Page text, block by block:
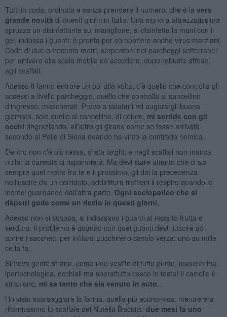
Tutti in coda, ordinata e senza prendere il numero, che è la vera
grande novità di questi giorni in Italia. Una signora attrezzatissima
spruzza un disinfettante sul maniglione, si disinfetta la mani con il
gel, indossa i guanti: è pronta per combattere anche virus marziani.
Code di due o trecento metri, serpentoni nei parcheggi sotterranei
per arrivare alla scala mobile ed accedere, dopo robuste attese,
agli scaffali.
Adesso ti fanno entrare un po’ alla volta, c’è quello che controlla gli
accessi a livello parcheggio, quello che controlla al cancellino
d’ingresso, mascherati. Provo a salutarli ed augurargli buona
giornata, solo quello al cancellino, di colore, mi sorride con gli
occhi ringraziando, all’altro gli girano come se fosse arrivato
secondo al Palio di Siena quando ha vinto la contrada nemica.
Dentro non c’è più ressa, si sta larghi, e negli scaffali non manca
nulla: la carestia ci risparmierà. Ma devi stare attento che ci sia
sempre quel metro fra te e il prossimo, gli dai la precedenza
nell’uscire da un corridoio, addirittura trattieni il respiro quando lo
incroci guardando dall’altra parte. Ogni sociopatico che si
rispetti gode come un riccio in questi giorni.
Adesso non si scappa, si indossano i guanti al reparto frutta e
verdura, il problema è quando con quei guanti devi riuscire ad
aprire i sacchetti per infilarci zucchine o cavolo verza: uno su mille
ce la fa.
Si trova gente strana, come uno vestito di tutto punto, mascherina
ipertecnologica, occhiali ma soprattutto casco in testa! Il carrello è
strapieno, mi sa tanto che sia venuto in auto
Ho visto scarseggiare la farina, quella più economica, mentre era
rifornitissimo lo scaffale dei Nutella Biscuits: due mesi fa uno